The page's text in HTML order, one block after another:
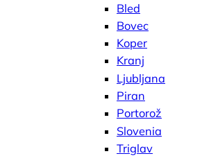
Bled
Bovec
Koper
Kranj
Ljubljana
Piran
Portorož
Slovenia
Triglav